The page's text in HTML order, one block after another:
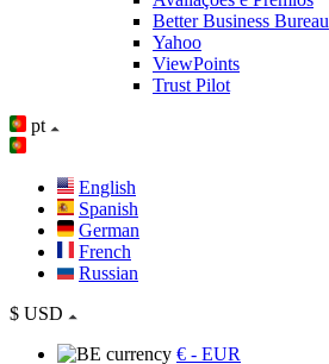
Better Business Bureau
Yahoo
ViewPoints
Trust Pilot
pt
English
Spanish
German
French
Russian
$ USD
€ - EUR